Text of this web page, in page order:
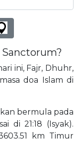
ini, Fajr, Dhuhr,
doa Islam di
bermula pada
di 21:18 (Isyak).
km Timur